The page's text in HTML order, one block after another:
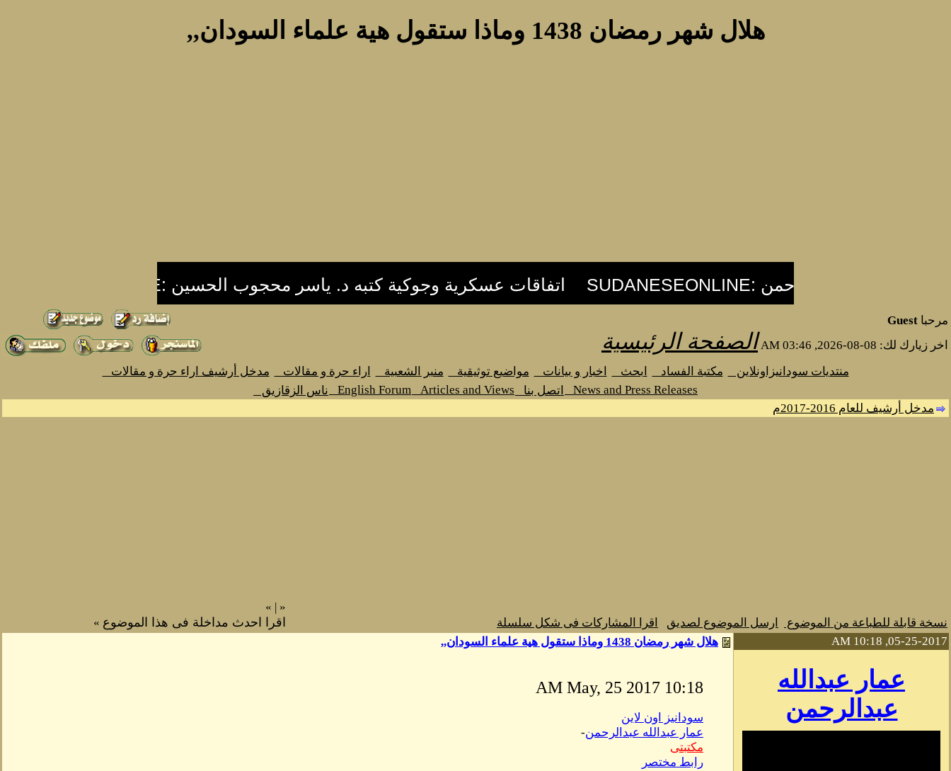
هلال شهر رمضان 1438 وماذا ستقول هية علماء السودان,,
مرحبا Guest
اخر زيارك لك: 08-08-2026, 03:46 AM
الصفحة الرئيسية
منتديات سودانيزاونلاين مكتبة الفساد ابحث اخبار و بيانات مواضيع توثيقية منبر الشعبية اراء حرة و مقالات
مدخل أرشيف اراء حرة و مقالات
News and Press Releases
اتصل بنا Articles and Views
English Forum
ناس الزقازيق
مدخل أرشيف للعام 2016-2017م
نسخة قابلة للطباعة من الموضوع ارسل الموضوع لصديق اقرا المشاركات فى شكل سلسلة
«
|
»
اقرا احدث مداخلة فى هذا الموضوع »
05-25-2017, 10:18 AM
عمار عبدالله
عبدالرحمن
هلال شهر رمضان 1438 وماذا ستقول هية علماء السودان,,
10:18 AM May, 25 2017
سودانيز اون لاين
عمار عبدالله عبدالرحمن-
مكتبتى
رابط مختصر